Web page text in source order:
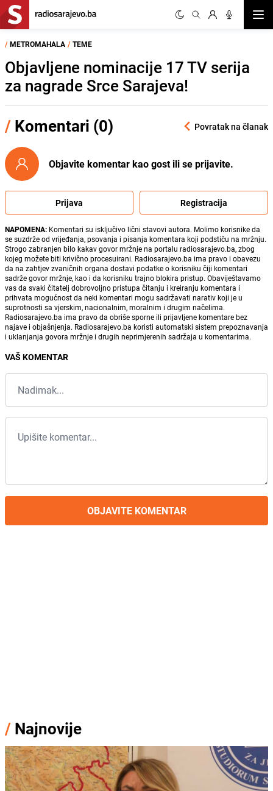
/ METROMAHALA / TEME
Objavljene nominacije 17 TV serija
za nagrade Srce Sarajeva!
/ Komentari (0) Povratak na članak
Objavite komentar kao gost ili se prijavite.
Prijava Registracija
NAPOMENA: Komentari su isključivo lični stavovi autora. Molimo korisnike da
se suzdrže od vrijeđanja, psovanja i pisanja komentara koji podstiču na mržnju.
Strogo zabranjen bilo kakav govor mržnje na portalu radiosarajevo.ba, zbog
kojeg možete biti krivično procesuirani. Radiosarajevo.ba ima pravo i obavezu
da na zahtjev zvaničnih organa dostavi podatke o korisniku čiji komentari
sadrže govor mržnje, kao i da korisniku trajno blokira pristup. Obaviještavamo
vas da svaki čitatelj dobrovoljno pristupa čitanju i kreiranju komentara i
prihvata mogućnost da neki komentari mogu sadržavati narativ koji je u
suprotnosti sa vjerskim, nacionalnim, moralnim i drugim načelima.
Radiosarajevo.ba ima pravo da obriše sporne ili prijavljene komentare bez
najave i objašnjenja. Radiosarajevo.ba koristi automatski sistem prepoznavanja
i uklanjanja govora mržnje i drugih neprimjerenih sadržaja u komentarima.
VAŠ KOMENTAR
OBJAVITE KOMENTAR
/ Najnovije